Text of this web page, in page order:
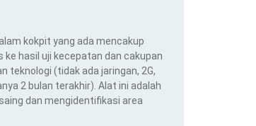
kokpit yang ada mencakup
hasil uji kecepatan dan cakupan
teknologi (tidak ada jaringan, 2G,
2 bulan terakhir). Alat ini adalah
dan mengidentifikasi area